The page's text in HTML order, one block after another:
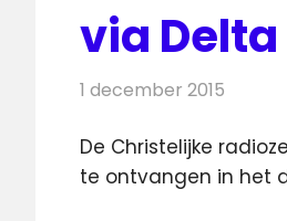
via
1 december 2015
De Christelijke
te ontvangen in het